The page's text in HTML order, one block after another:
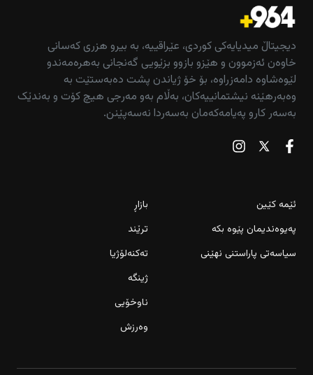
دیجیتاڵ میدیایەکی کوردی، عێراقییە، بە بیرو هزری کەسانی
خاوەن ئەزموون و هێزو بازوو بزێویی گەنجانی بەهرەمەندو
لێوەشاوە دامەزراوە، بۆ خۆ ژیاندن پشت دەبەستێت بە
وەبەرهێنە نیشتمانییەکان، بەڵام بەو مەرجی هیچ کۆت و بەندێک
بەسەر کارو پەیامەکەمان بەسەردا نەسەپێنن.
ئێمە کێین
پەیوەندیمان پێوە بکە
سیاسەتی پاراستنی نهێنی
بازاڕ
ترێند
تەکنەلۆژیا
ژینگە
ناوخۆیی
وەرزش